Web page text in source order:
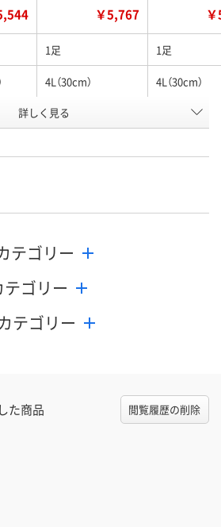
￥5,767
1足 1足
4L（30cm） 4L（30cm）
白
で 8月19日（水）まで 8月19日（水）
数量
カゴへ
詳しく見る
テゴリー
ゴリー
テゴリー
た商品 閲覧履歴の削除